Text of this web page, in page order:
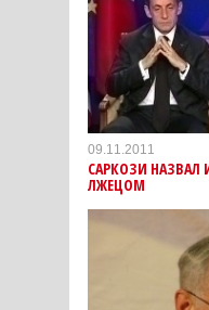
09.11.2011
САРКОЗИ НАЗВАЛ
ЛЖЕЦОМ